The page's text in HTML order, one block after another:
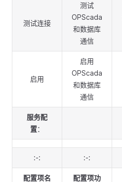
测试连接
测试
OPScada
和数据库
通信
启用
启用
OPScada
和数据库
通信
服务配
置：
:-: :-:
配置项名 配置项功